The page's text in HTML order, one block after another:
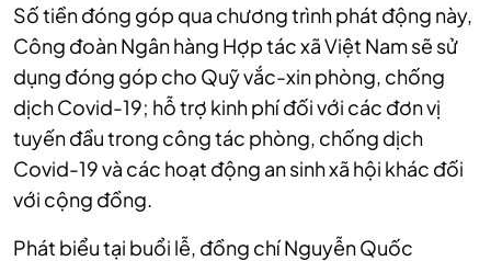
Số tiền đóng góp qua chương trình phát động này,
Công đoàn Ngân hàng Hợp tác xã Việt Nam sẽ sử
dụng đóng góp cho Quỹ vắc-xin phòng, chống
dịch Covid-19; hỗ trợ kinh phí đối với các đơn vị
tuyến đầu trong công tác phòng, chống dịch
Covid-19 và các hoạt động an sinh xã hội khác đối
với cộng đồng.
Phát biểu tại buổi lễ, đồng chí Nguyễn Quốc